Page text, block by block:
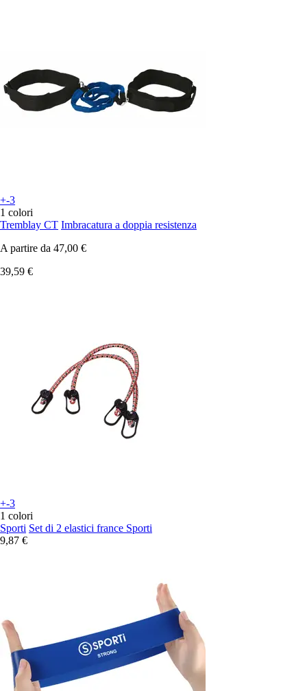
+-3
1 colori
Tremblay CT Imbracatura a doppia resistenza
A partire da 47,00 €
39,59 €
+-3
1 colori
Sporti Set di 2 elastici france Sporti
9,87 €